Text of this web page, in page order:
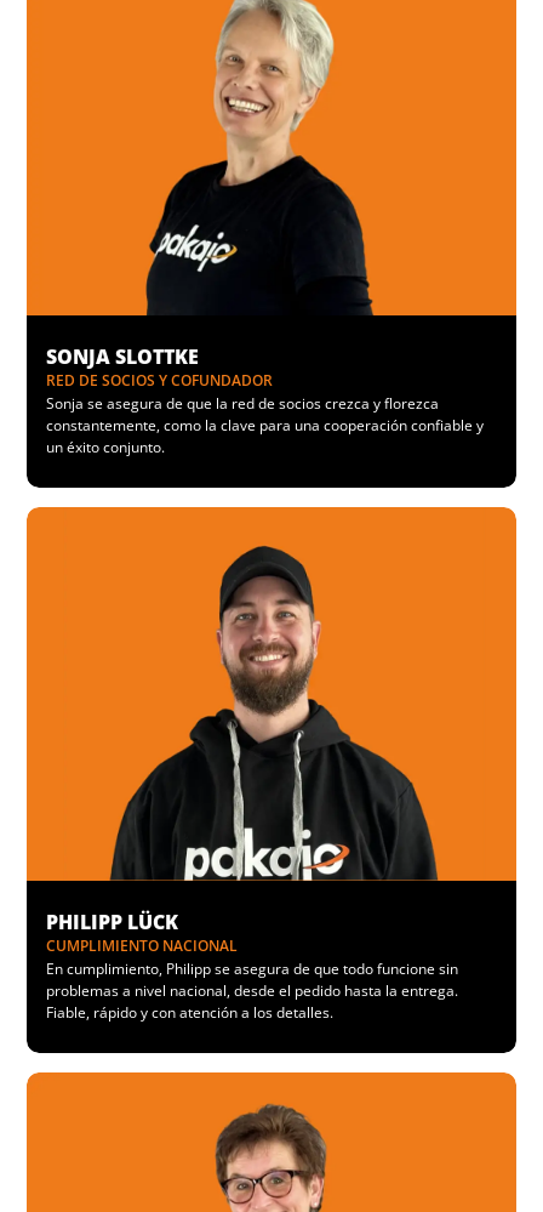
SONJA SLOTTKE
RED DE SOCIOS Y COFUNDADOR
Sonja se asegura de que la red de socios crezca y florezca
constantemente, como la clave para una cooperación confiable y
un éxito conjunto.
PHILIPP LÜCK
CUMPLIMIENTO NACIONAL
En cumplimiento, Philipp se asegura de que todo funcione sin
problemas a nivel nacional, desde el pedido hasta la entrega.
Fiable, rápido y con atención a los detalles.